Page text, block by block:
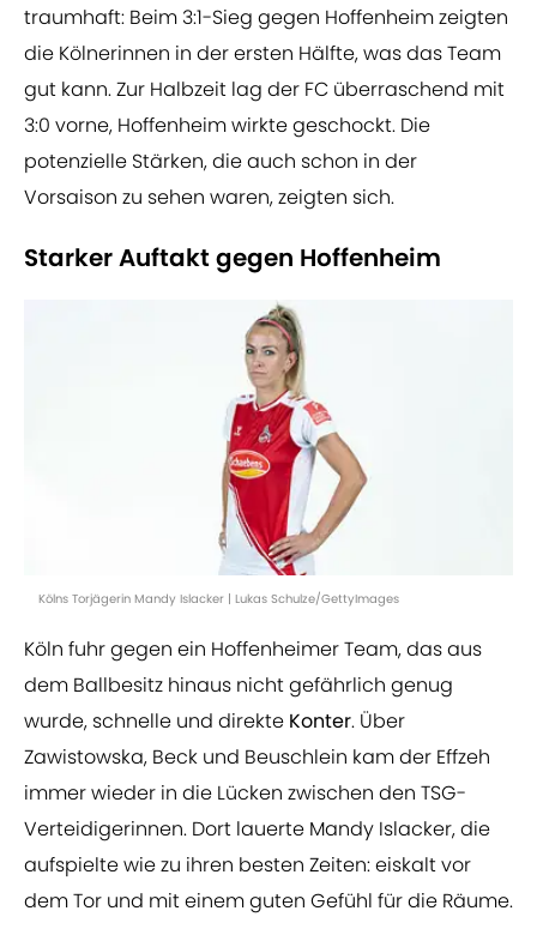
traumhaft: Beim 3:1-Sieg gegen Hoffenheim zeigten
die Kölnerinnen in der ersten Hälfte, was das Team
gut kann. Zur Halbzeit lag der FC überraschend mit
3:0 vorne, Hoffenheim wirkte geschockt. Die
potenzielle Stärken, die auch schon in der
Vorsaison zu sehen waren, zeigten sich.
Starker Auftakt gegen Hoffenheim
Kölns Torjägerin Mandy Islacker | Lukas Schulze/GettyImages
Köln fuhr gegen ein Hoffenheimer Team, das aus
dem Ballbesitz hinaus nicht gefährlich genug
wurde, schnelle und direkte Konter. Über
Zawistowska, Beck und Beuschlein kam der Effzeh
immer wieder in die Lücken zwischen den TSG-
Verteidigerinnen. Dort lauerte Mandy Islacker, die
aufspielte wie zu ihren besten Zeiten: eiskalt vor
dem Tor und mit einem guten Gefühl für die Räume.